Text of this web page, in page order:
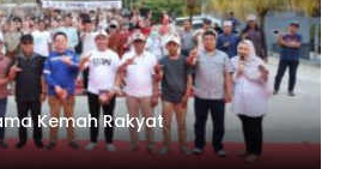
Kemah Rakyat